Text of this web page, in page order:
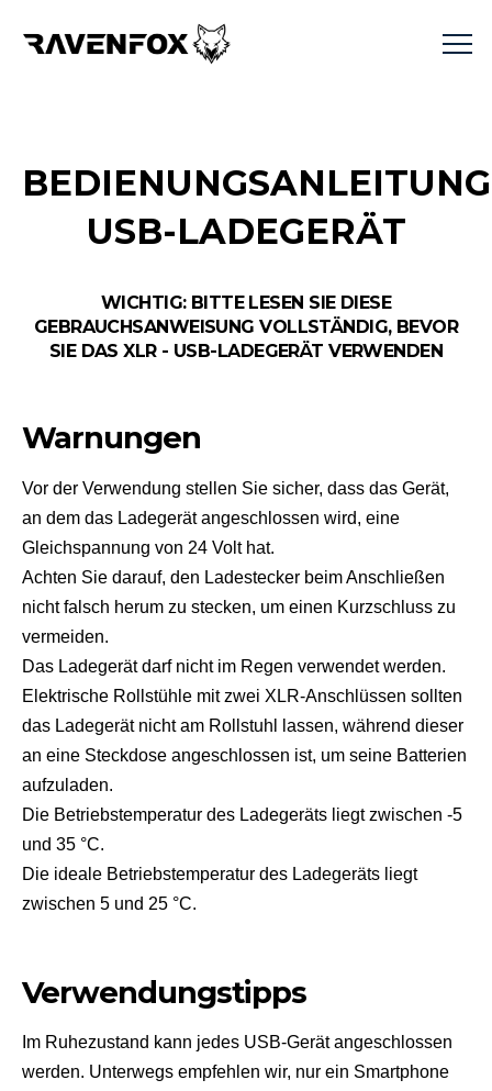
BEDIENUNGSANLEITUNG
USB-LADEGERÄT
WICHTIG: BITTE LESEN SIE DIESE
GEBRAUCHSANWEISUNG VOLLSTÄNDIG, BEVOR
SIE DAS XLR - USB-LADEGERÄT VERWENDEN
Warnungen
Vor der Verwendung stellen Sie sicher, dass das Gerät,
an dem das Ladegerät angeschlossen wird, eine
Gleichspannung von 24 Volt hat.
Achten Sie darauf, den Ladestecker beim Anschließen
nicht falsch herum zu stecken, um einen Kurzschluss zu
vermeiden.
Das Ladegerät darf nicht im Regen verwendet werden.
Elektrische Rollstühle mit zwei XLR-Anschlüssen sollten
das Ladegerät nicht am Rollstuhl lassen, während dieser
an eine Steckdose angeschlossen ist, um seine Batterien
aufzuladen.
Die Betriebstemperatur des Ladegeräts liegt zwischen -5
und 35 °C.
Die ideale Betriebstemperatur des Ladegeräts liegt
zwischen 5 und 25 °C.
Verwendungstipps
Im Ruhezustand kann jedes USB-Gerät angeschlossen
werden. Unterwegs empfehlen wir, nur ein Smartphone